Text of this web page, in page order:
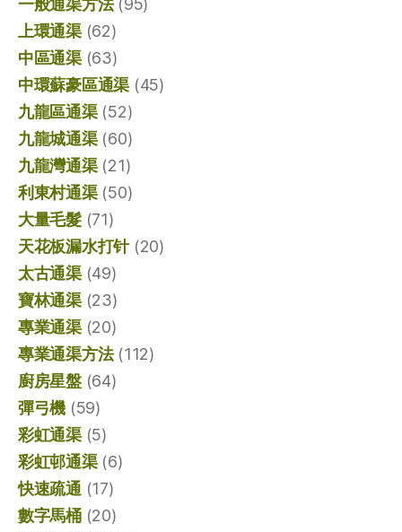
一般通渠方法(95)
上環通渠(62)
中區通渠(63)
中環蘇豪區通渠 (45)
九龍區通渠(52)
九龍城通渠(60)
九龍灣通渠(21)
利東村通渠(50)
大量毛髮(71)
天花板漏水打针(20)
太古通渠(49)
寶林通渠(23)
專業通渠(20)
專業通渠方法(112)
廚房星盤(64)
彈弓機 (59)
彩虹通渠(5)
彩虹邨通渠(6)
快速疏通 (17)
數字馬桶(20)